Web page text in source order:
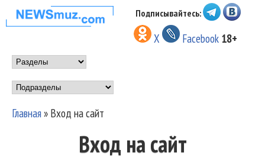
Перейти к основному
содержанию
НОВОСТИ
МУЗЫКИ И
ШОУ БИЗНЕСА
NEWSMUZ.COM
Подписывайтесь:
X Facebook 18+
Main menu
Подразделы
Вы здесь
Главная» Вход на сайт
Вход на сайт